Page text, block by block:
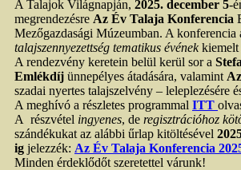
A Talajok Világnapján, 2025. december 5-
megrendezésre Az Év Talaja Konferencia
Mezőgazdasági Múzeumban. A konferencia
talajszennyezettség tematikus événekkiemelt
A rendezvény keretein belül kerül sor a
Emlékdíj ünnepélyes átadására, valamint
szadai nyertes talajszelvény – leleplezésére
A meghívó a részletes programmal ITT
A részvétel ingyenes, de regisztrációhoz
szándékukat az alábbi űrlap kitöltésével
ig jelezzék: Az Év Talaja Konferencia
Minden érdeklődőt szeretettel várunk!